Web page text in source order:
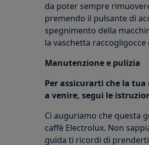
da poter sempre
premendo il pulsante di
spegnimento della
la vaschetta
Manutenzione e pulizia
Per assicurarti che la
a venire, segui le
Ci auguriamo che questa
caffè Electrolux. Non
guida ti ricordi di